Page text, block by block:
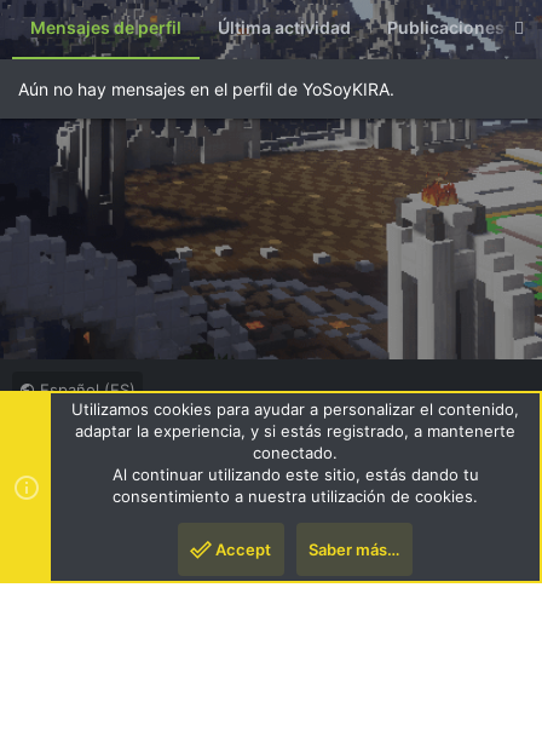
Mensajes de perfil Última actividad Publicaciones
Aún no hay mensajes en el perfil de YoSoyKIRA.
Español (ES)
Términos y reglas
Política de privacidad Ayuda
R
S
Community platform by XenForo ® © 2010-2024 XenForo Ltd.
Utilizamos cookies para ayudar a personalizar el contenido,
adaptar la experiencia, y si estás registrado, a mantenerte
conectado.
Al continuar utilizando este sitio, estás dando tu
consentimiento a nuestra utilización de cookies.
Accept Saber más…